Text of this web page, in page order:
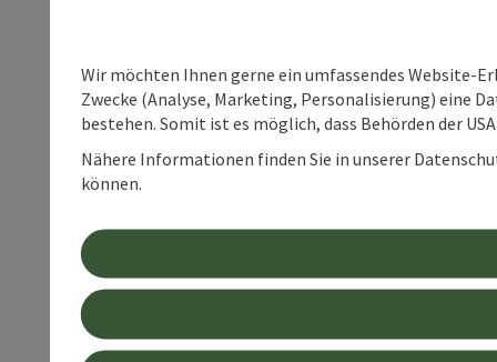
Wir möchten Ihnen gerne ein umfassendes Website-
Zwecke (Analyse, Marketing, Personalisierung) eine
bestehen. Somit ist es möglich, dass Behörden der
Nähere Informationen finden Sie in unserer
können.